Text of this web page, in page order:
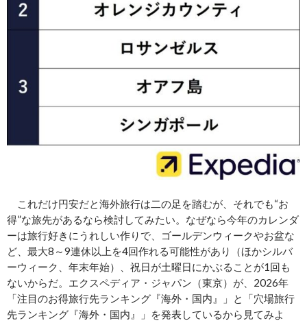
これだけ円安だと海外旅行は二の足を踏むが、それでも“お
得”な旅先があるなら検討してみたい。なぜなら今年のカレンダ
ーは旅行好きにうれしい作りで、ゴールデンウィークやお盆な
ど、最大8～9連休以上を4回作れる可能性があり（ほかシルバ
ーウィーク、年末年始）、祝日が土曜日にかぶることが1回も
ないからだ。エクスペディア・ジャパン（東京）が、2026年
「注目のお得旅行先ランキング『海外・国内』」と「穴場旅行
先ランキング『海外・国内』」を発表しているから見てみよ